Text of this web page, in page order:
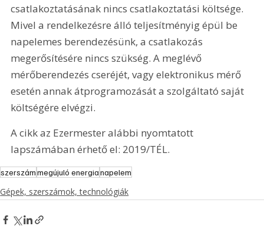
csatlakoztatásának nincs csatlakoztatási költsége.
Mivel a rendelkezésre álló teljesítményig épül be
napelemes berendezésünk, a csatlakozás
megerősítésére nincs szükség. A meglévő
mérőberendezés cseréjét, vagy elektronikus mérő
esetén annak átprogramozását a szolgáltató saját
költségére elvégzi.
A cikk az Ezermester alábbi nyomtatott
lapszámában érhető el: 2019/TÉL.
szerszámmegújuló energianapelem
Gépek, szerszámok, technológiák